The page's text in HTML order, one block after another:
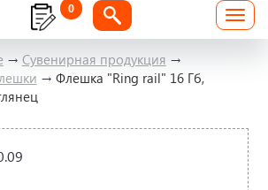
0
→ Сувенирная продукция →
→ Флешка "Ring rail" 16 Гб,